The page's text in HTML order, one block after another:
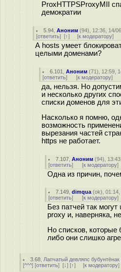
ProxHTTPSProxyMII
демократии
5.94 ,Аноним (94), 12:36, 14/
[ответить] [↑] [к модератору]
А hosts умеет
целыми доменами?
6.101 ,Аноним (71), 12:59,
[ответить] [к модератору]
да, нельзя. Но
и несколько других
списки доменов для
Насколько я помню,
возможность
вырезания частей
https не работает.
7.107 ,Аноним (94),
[ответить] [к модератору]
Одна из причин,
7.149 ,dimqua (ok),
[ответить] [к модератору]
Без патчей так
proxy и, наверняка,
Но списков, которые
либо они слишко
3.68 Лапчатый девляпс бубунтёнак
[^^^] [ответить] [↓] [↑] [к модератору]